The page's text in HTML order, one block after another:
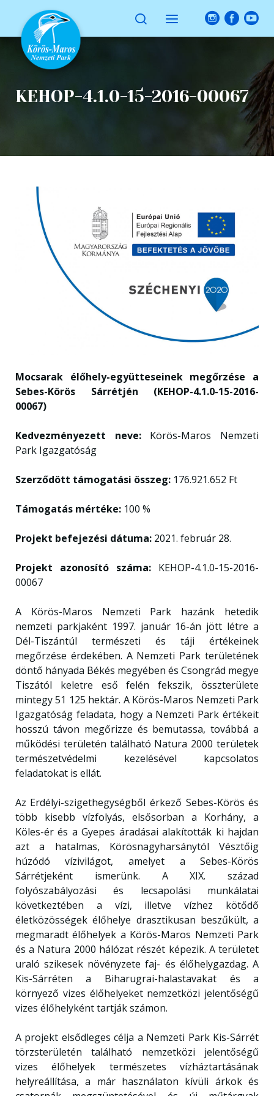
KEHOP-4.1.0-15-2016-00067
Mocsarak élőhely-együtteseinek megőrzése a
Sebes-Körös Sárrétjén (KEHOP-4.1.0-15-2016-
00067)
Kedvezményezett neve:Körös-Maros Nemzeti
Park Igazgatóság
Szerződött támogatási összeg:176.921.652 Ft
Támogatás mértéke:100 %
Projekt befejezési dátuma:2021. február 28.
Projekt azonosító száma: KEHOP-4.1.0-15-2016-
00067
A Körös-Maros Nemzeti Park hazánk hetedik
nemzeti parkjaként 1997. január 16-án jött létre a
Dél-Tiszántúl természeti és táji értékeinek
megőrzése érdekében. A Nemzeti Park területének
döntő hányada Békés megyében és Csongrád megye
Tiszától keletre eső felén fekszik, összterülete
mintegy 51 125 hektár. A Körös-Maros Nemzeti Park
Igazgatóság feladata, hogy a Nemzeti Park értékeit
hosszú távon megőrizze és bemutassa, továbbá a
működési területén található Natura 2000 területek
természetvédelmi kezelésével kapcsolatos
feladatokat is ellát.
Az Erdélyi-szigethegységből érkező Sebes-Körös és
több kisebb vízfolyás, elsősorban a Korhány, a
Köles-ér és a Gyepes áradásai alakították ki hajdan
azt a hatalmas, Körösnagyharsánytól Vésztőig
húzódó vízivilágot, amelyet a Sebes-Körös
Sárrétjeként ismerünk. A XIX. század
folyószabályozási és lecsapolási munkálatai
következtében a vízi, illetve vízhez kötődő
életközösségek élőhelye drasztikusan beszűkült, a
megmaradt élőhelyek a Körös-Maros Nemzeti Park
és a Natura 2000 hálózat részét képezik. A területet
uraló szikesek növényzete faj- és élőhelygazdag. A
Kis-Sárréten a Biharugrai-halastavakat és a
környező vizes élőhelyeket nemzetközi jelentőségű
vizes élőhelyként tartják számon.
A projekt elsődleges célja a Nemzeti Park Kis-Sárrét
törzsterületén található nemzetközi jelentőségű
vizes élőhelyek természetes vízháztartásának
helyreállítása, a már használaton kívüli árkok és